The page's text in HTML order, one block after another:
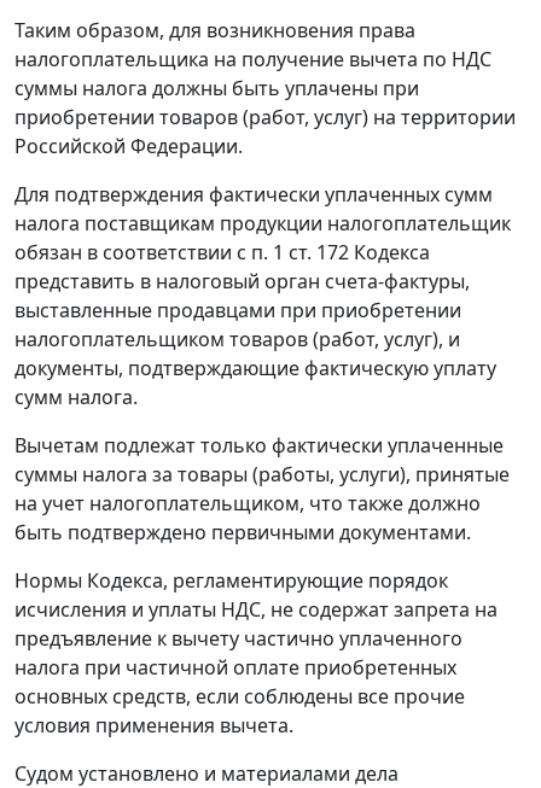
Таким образом, для возникновения права
налогоплательщика на получение вычета по НДС
суммы налога должны быть уплачены при
приобретении товаров (работ, услуг) на территории
Российской Федерации.
Для подтверждения фактически уплаченных сумм
налога поставщикам продукции налогоплательщик
обязан в соответствии с п. 1 ст. 172 Кодекса
представить в налоговый орган счета-фактуры,
выставленные продавцами при приобретении
налогоплательщиком товаров (работ, услуг), и
документы, подтверждающие фактическую уплату
сумм налога.
Вычетам подлежат только фактически уплаченные
суммы налога за товары (работы, услуги), принятые
на учет налогоплательщиком, что также должно
быть подтверждено первичными документами.
Нормы Кодекса, регламентирующие порядок
исчисления и уплаты НДС, не содержат запрета на
предъявление к вычету частично уплаченного
налога при частичной оплате приобретенных
основных средств, если соблюдены все прочие
условия применения вычета.
Судом установлено и материалами дела